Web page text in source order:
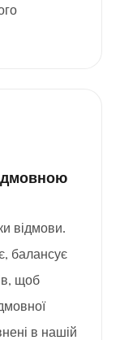
відмови.
балансує
щоб
в нашій